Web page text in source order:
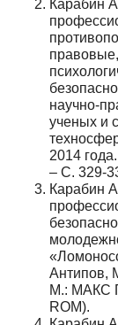
Карабин
научно-
ученых и
2014
– С. 329-
Карабин
Антипов,
М.: МАКС
ROM).